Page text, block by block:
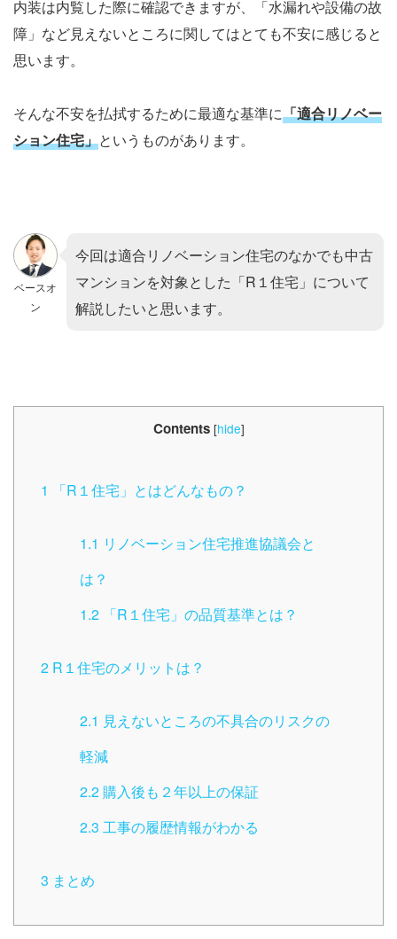
内装は内覧した際に確認できますが、「水漏れや設備の故
障」など見えないところに関してはとても不安に感じると
思います。
そんな不安を払拭するために最適な基準に「適合リノベー
ション住宅」というものがあります。
ベースオ
ン
今回は適合リノベーション住宅のなかでも中古
マンションを対象とした「R１住宅」について
解説したいと思います。
Contents [hide]
1 「R１住宅」とはどんなもの？
1.1 リノベーション住宅推進協議会と
は？
1.2 「R１住宅」の品質基準とは？
2 R１住宅のメリットは？
2.1 見えないところの不具合のリスクの
軽減
2.2購入後も２年以上の保証
2.3 工事の履歴情報がわかる
3 まとめ